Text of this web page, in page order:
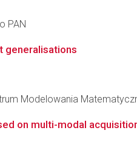
PAN
generalisations
Modelowania
on multi-modal